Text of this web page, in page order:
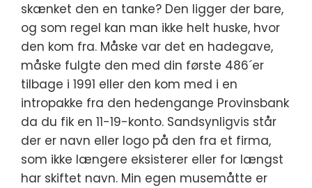
skænket den en tanke? Den ligger der bare,
og som regel kan man ikke helt huske, hvor
den kom fra. Måske var det en hadegave,
måske fulgte den med din første 486´er
tilbage i 1991 eller den kom med i en
intropakke fra den hedengange Provinsbank
da du fik en 11-19-konto. Sandsynligvis står
der er navn eller logo på den fra et firma,
som ikke længere eksisterer eller for længst
har skiftet navn. Min egen musemåtte er